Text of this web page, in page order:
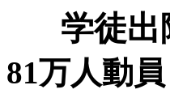
学徒
81万人動員